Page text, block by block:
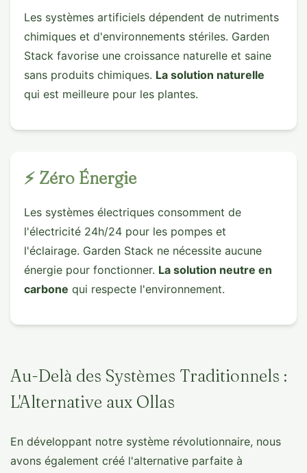
Les systèmes artificiels dépendent de nutriments
chimiques et d'environnements stériles. Garden
Stack favorise une croissance naturelle et saine
sans produits chimiques. La solution naturelle
qui est meilleure pour les plantes.
⚡ Zéro Énergie
Les systèmes électriques consomment de
l'électricité 24h/24 pour les pompes et
l'éclairage. Garden Stack ne nécessite aucune
énergie pour fonctionner. La solution neutre en
carbone qui respecte l'environnement.
Au-Delà des Systèmes Traditionnels :
L'Alternative aux Ollas
En développant notre système révolutionnaire, nous
avons également créé l'alternative parfaite à